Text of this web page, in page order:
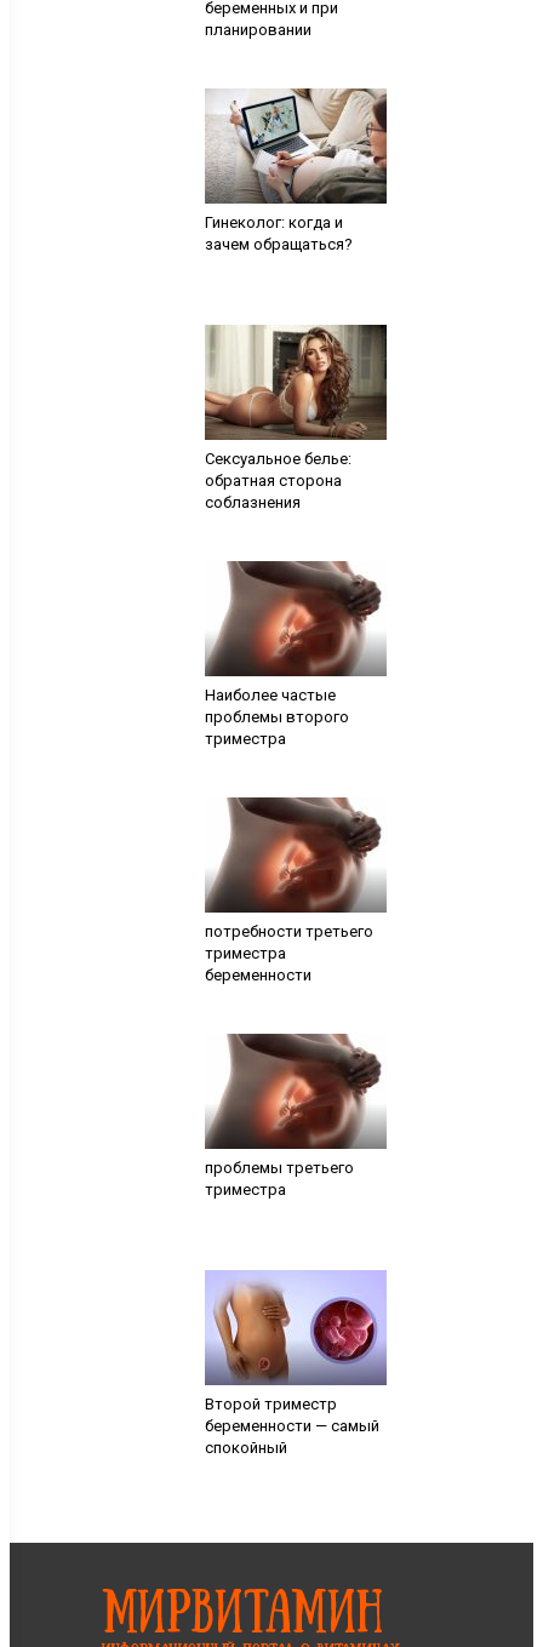
беременных и при
планировании
Гинеколог: когда и
зачем обращаться?
Сексуальное белье:
обратная сторона
соблазнения
Наиболее частые
проблемы второго
триместра
потребности третьего
триместра
беременности
проблемы третьего
триместра
Второй триместр
беременности — самый
спокойный